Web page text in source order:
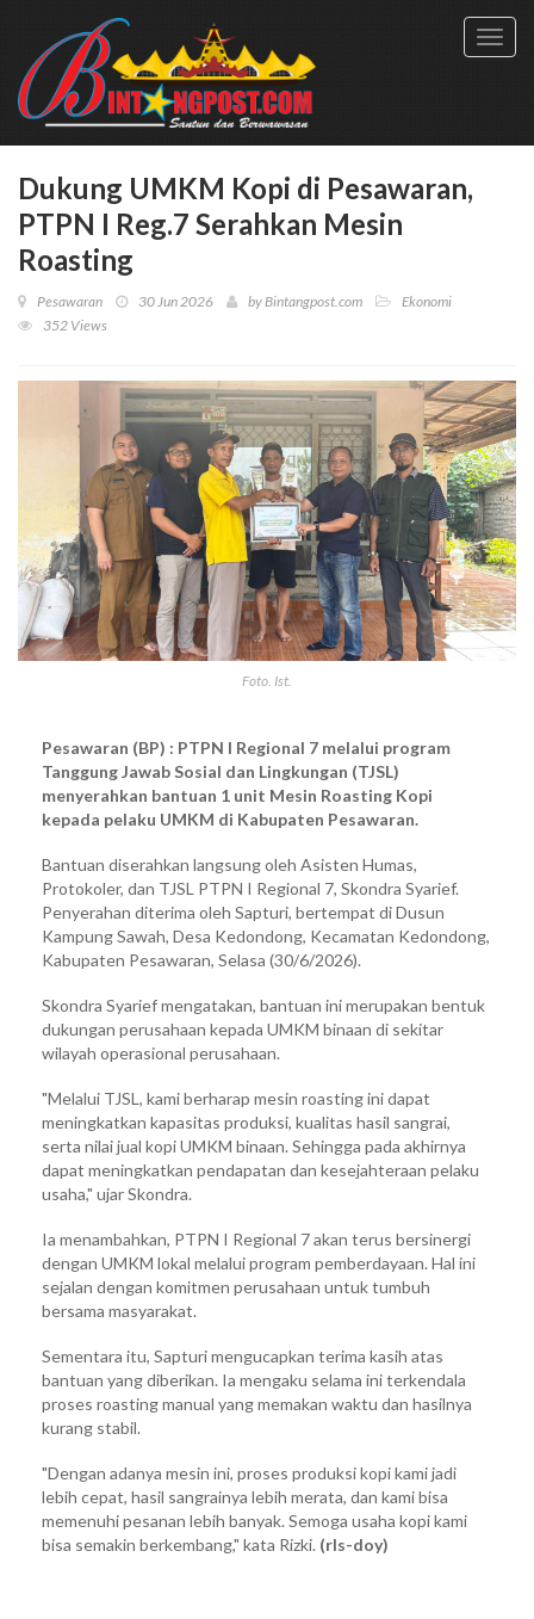
Dukung UMKM Kopi di Pesawaran,
PTPN I Reg.7 Serahkan Mesin
Roasting
Pesawaran 30 Jun 2026 by Bintangpost.com
Ekonomi
352 Views
Foto. Ist.
Pesawaran (BP) : PTPN I Regional 7 melalui program
Tanggung Jawab Sosial dan Lingkungan (TJSL)
menyerahkan bantuan 1 unit Mesin Roasting Kopi
kepada pelaku UMKM di Kabupaten Pesawaran.
Bantuan diserahkan langsung oleh Asisten Humas,
Protokoler, dan TJSL PTPN I Regional 7, Skondra Syarief.
Penyerahan diterima oleh Sapturi, bertempat di Dusun
Kampung Sawah, Desa Kedondong, Kecamatan Kedondong,
Kabupaten Pesawaran, Selasa (30/6/2026).
Skondra Syarief mengatakan, bantuan ini merupakan bentuk
dukungan perusahaan kepada UMKM binaan di sekitar
wilayah operasional perusahaan.
"Melalui TJSL, kami berharap mesin roasting ini dapat
meningkatkan kapasitas produksi, kualitas hasil sangrai,
serta nilai jual kopi UMKM binaan. Sehingga pada akhirnya
dapat meningkatkan pendapatan dan kesejahteraan pelaku
usaha," ujar Skondra.
Ia menambahkan, PTPN I Regional 7 akan terus bersinergi
dengan UMKM lokal melalui program pemberdayaan. Hal ini
sejalan dengan komitmen perusahaan untuk tumbuh
bersama masyarakat.
Sementara itu, Sapturi mengucapkan terima kasih atas
bantuan yang diberikan. Ia mengaku selama ini terkendala
proses roasting manual yang memakan waktu dan hasilnya
kurang stabil.
"Dengan adanya mesin ini, proses produksi kopi kami jadi
lebih cepat, hasil sangrainya lebih merata, dan kami bisa
memenuhi pesanan lebih banyak. Semoga usaha kopi kami
bisa semakin berkembang," kata Rizki. (rls-doy)